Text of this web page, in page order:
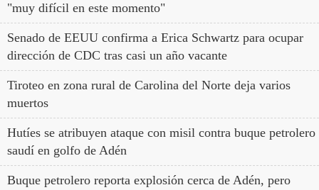
"muy difícil en este momento"
Senado de EEUU confirma a Erica Schwartz para ocupar
dirección de CDC tras casi un año vacante
Tiroteo en zona rural de Carolina del Norte deja varios
muertos
Hutíes se atribuyen ataque con misil contra buque petrolero
saudí en golfo de Adén
Buque petrolero reporta explosión cerca de Adén, pero